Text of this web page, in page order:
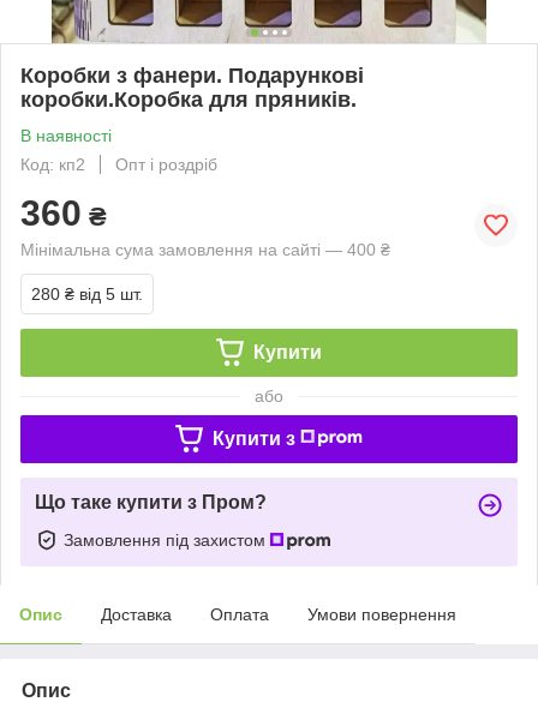
Коробки з фанери. Подарункові
коробки.Коробка для пряників.
В наявності
Код: кп2
Опт і роздріб
360 ₴
Мінімальна сума замовлення на сайті — 400 ₴
280 ₴ від 5 шт.
Купити
або
Купити з
Що таке купити з Пром?
Замовлення під захистом
Опис Доставка Оплата Умови повернення
Опис